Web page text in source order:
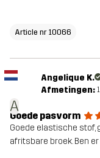
Article nr 10066
A
Angelique K.
Afmetingen:
Goede pasvorm
Goede elastische stof,
afritsbare broek. Ben er